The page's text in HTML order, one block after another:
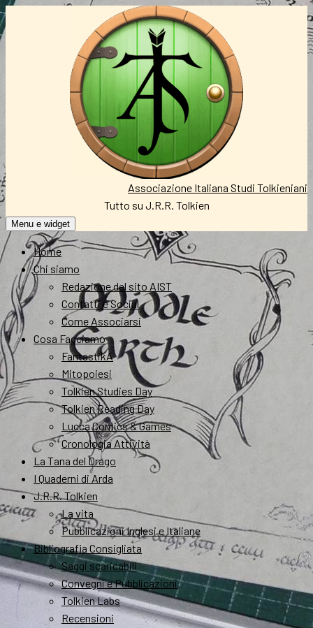
Vai
al
Associazione Italiana Studi Tolkieniani
Tutto su J.R.R. Tolkien
Menu e widget
Home
Chi siamo
Redazione del sito AIST
Contatti e Social
Come Associarsi
Cosa Facciamo
FantastikA
Mitopoiesi
Tolkien Studies Day
Tolkien Reading Day
Lucca Comics & Games
Cronologia Attività
La Tana del Drago
I Quaderni di Arda
J.R.R. Tolkien
La vita
Pubblicazioni Inglesi e Italiane
Bibliografia Consigliata
Saggi scaricabili
Convegni e Pubblicazioni
Tolkien Labs
Recensioni